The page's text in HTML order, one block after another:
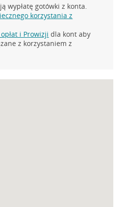
wypłatę gotówki z konta.
korzystania z
i Prowizji dla kont aby
z korzystaniem z